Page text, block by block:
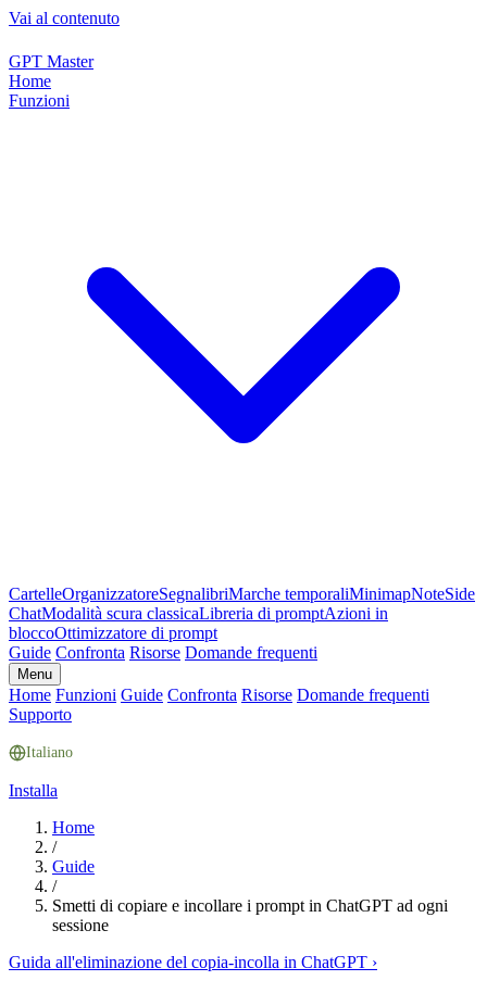
Vai al contenuto
GPT Master
Home
Funzioni
CartelleOrganizzatoreSegnalibriMarche temporaliMinimapNoteSide
ChatModalità scura classicaLibreria di promptAzioni in
bloccoOttimizzatore di prompt
Guide Confronta Risorse Domande frequenti
Menu
Home Funzioni Guide Confronta Risorse Domande frequenti
Supporto
Italiano
Installa
Home
/
Guide
/
Smetti di copiare e incollare i prompt in ChatGPT ad ogni
sessione
Guida all'eliminazione del copia-incolla in ChatGPT ›